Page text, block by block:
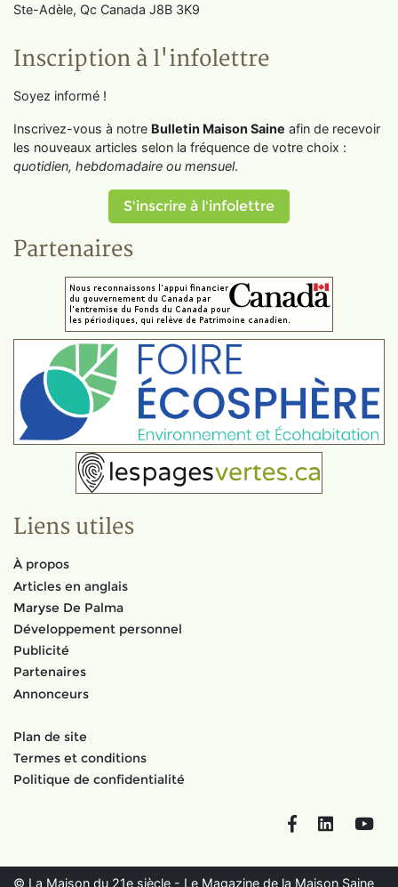
Ste-Adèle, Qc Canada J8B 3K9
Inscription à l'infolettre
Soyez informé !
Inscrivez-vous à notre Bulletin Maison Saine afin de recevoir
les nouveaux articles selon la fréquence de votre choix :
quotidien, hebdomadaire ou mensuel.
S'inscrire à l'infolettre
Partenaires
Liens utiles
À propos
Articles en anglais
Maryse De Palma
Développement personnel
Publicité
Partenaires
Annonceurs
Plan de site
Termes et conditions
Politique de confidentialité
FacebookLinkedIn
© La Maison du 21e siècle - Le Magazine de la Maison Saine